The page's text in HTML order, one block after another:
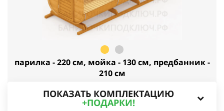
парилка - 220 см, мойка - 130 см, предбанник -
210 см
ПОКАЗАТЬ КОМПЛЕКТАЦИЮ
+ПОДАРКИ!